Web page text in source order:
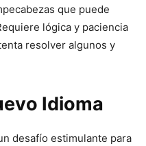
que puede
lógica y paciencia
resolver algunos y
Idioma
desafío estimulante para